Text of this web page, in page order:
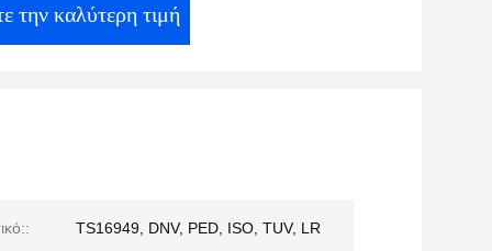
την καλύτερη τιμή
TS16949, DNV, PED, ISO, TUV, LR